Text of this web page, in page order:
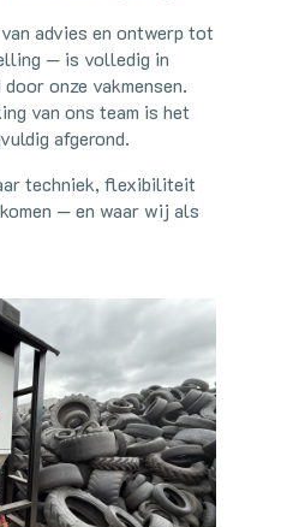
advies en ontwerp tot
— is volledig in
onze vakmensen.
van ons team is het
afgerond.
techniek, flexibiliteit
— en waar wij als